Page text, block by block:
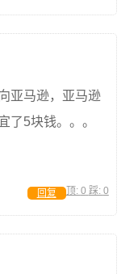
亚马逊，亚马逊
了5块钱。。。
顶: 0 踩: 0
回复